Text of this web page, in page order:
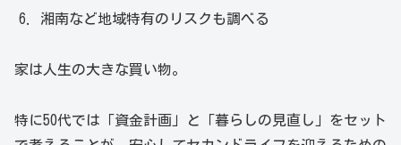
湘南など地域特有のリスクも調べる
家は人生の大きな買い物。
特に50代では「資金計画」と「暮らしの見直し」をセット